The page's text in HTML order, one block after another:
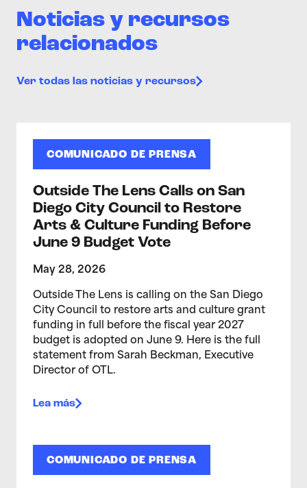
Noticias y recursos
relacionados
Ver todas las noticias y recursos
COMUNICADO DE PRENSA
Outside The Lens Calls on San
Diego City Council to Restore
Arts & Culture Funding Before
June 9 Budget Vote
May 28, 2026
Outside The Lens is calling on the San Diego
City Council to restore arts and culture grant
funding in full before the fiscal year 2027
budget is adopted on June 9. Here is the full
statement from Sarah Beckman, Executive
Director of OTL.
Lea más
COMUNICADO DE PRENSA